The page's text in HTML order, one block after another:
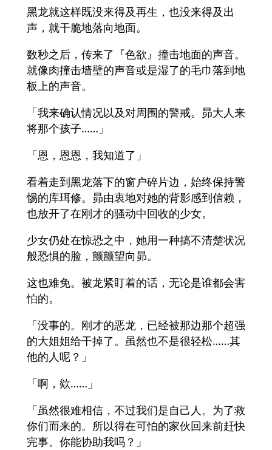
黑龙就这样既没来得及再生，也没来得及出
声，就干脆地落向地面。
数秒之后，传来了『色欲』撞击地面的声音。
就像肉撞击墙壁的声音或是湿了的毛巾落到地
板上的声音。
「我来确认情况以及对周围的警戒。昴大人来
将那个孩子……」
「恩，恩恩，我知道了」
看着走到黑龙落下的窗户碎片边，始终保持警
惕的库珥修。昴由衷地对她的背影感到信赖，
也放开了在刚才的骚动中回收的少女。
少女仍处在惊恐之中，她用一种搞不清楚状况
般恐惧的脸，颤颤望向昴。
这也难免。被龙紧盯着的话，无论是谁都会害
怕的。
「没事的。刚才的恶龙，已经被那边那个超强
的大姐姐给干掉了。虽然也不是很轻松……其
他的人呢？」
「啊，欸……」
「虽然很难相信，不过我们是自己人。为了救
你们而来的。所以得在可怕的家伙回来前赶快
完事。你能协助我吗？」